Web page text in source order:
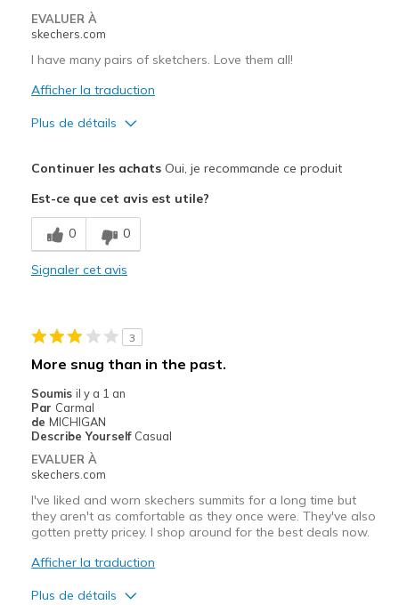
Sizing
Feels true to size
View On Shoes
Shoes are for Wearing
EVALUER À
skechers.com
I have many pairs of sketchers. Love them all!
Afficher la traduction
Plus de détails
Breathe Well
Comfortable
Les meilleures utilisations
Width
Sizing
Feels true to size
View On Shoes
Continuer les achatsOui, je recommande ce produit
Est-ce que cet avis est utile?
0 0
Signaler cet avis
3
More snug than in the past.
Soumis il y a 1 an
Par Carmal
de MICHIGAN
Describe Yourself Casual
EVALUER À
skechers.com
I've liked and worn skechers summits for a long time but
they aren't as comfortable as they once were. They've also
gotten pretty pricey. I shop around for the best deals now.
Afficher la traduction
Plus de détails